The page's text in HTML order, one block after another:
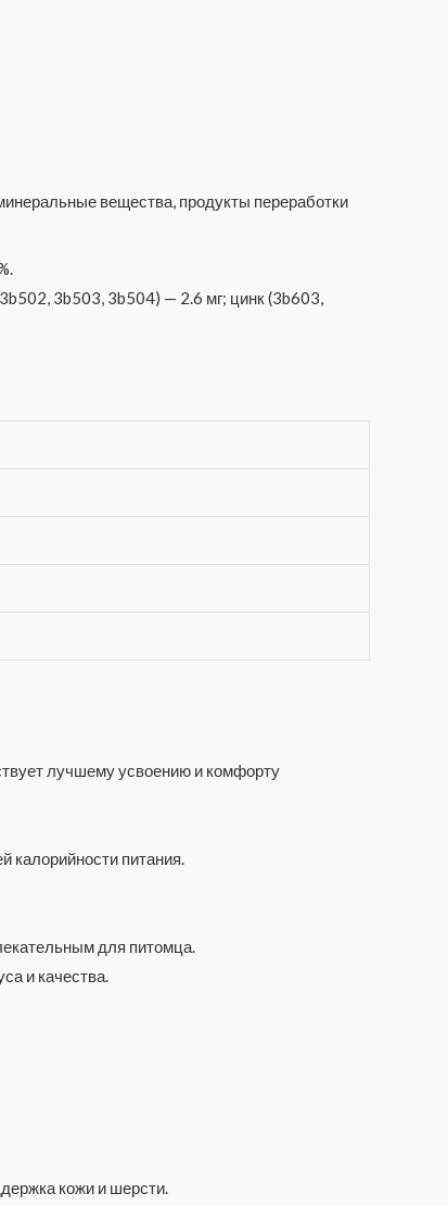
вещества, продукты переработки
3b503, 3b504) — 2.6 мг; цинк (3b603,
лучшему усвоению и комфорту
калорийности питания.
для питомца.
и качества.
кожи и шерсти.